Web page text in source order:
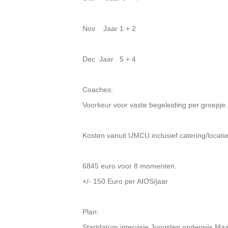
Nov Jaar 1 + 2
Dec Jaar 5 + 4
Coaches:
Voorkeur voor vaste begeleiding per groepje.
Kosten vanuit UMCU inclusief catering/
6845 euro voor 8 momenten.
+/- 150 Euro per AIOS/jaar
Plan: